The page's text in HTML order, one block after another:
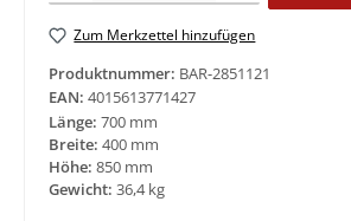
Zum Merkzettel hinzufügen
Produktnummer: BAR-2851121
EAN: 4015613771427
Länge: 700 mm
Breite: 400 mm
Höhe: 850 mm
Gewicht: 36,4 kg